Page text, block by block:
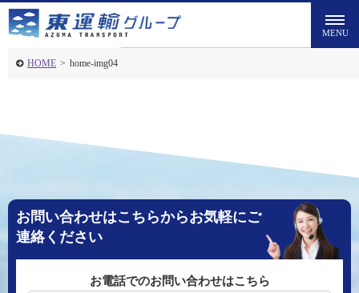
HOME > home-img04
お問い合わせはこちらからお気軽にご
連絡ください
お電話でのお問い合わせはこちら